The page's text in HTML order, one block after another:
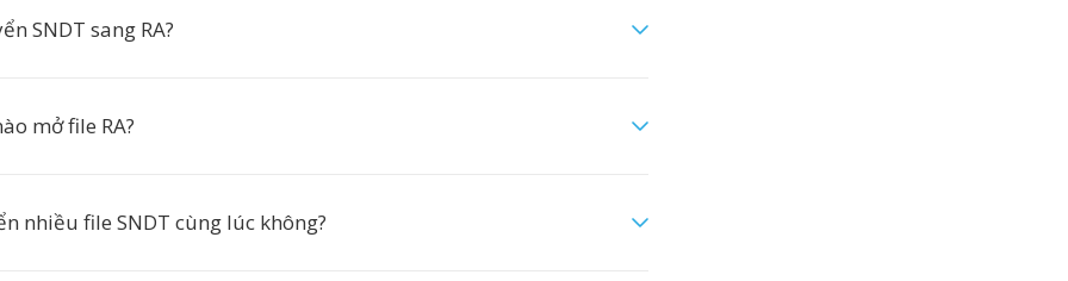
SNDT sang RA?
mở file RA?
nhiều file SNDT cùng lúc không?